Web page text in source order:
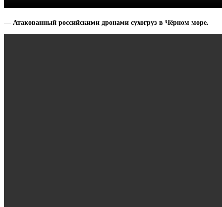
— Атакованный российскими дронами сухогруз в Чёрном море.